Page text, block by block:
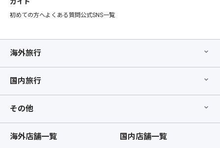
ガイド
初めての方へよくある質問公式SNS一覧
海外旅行
国内旅行
その他
海外店舗一覧 国内店舗一覧